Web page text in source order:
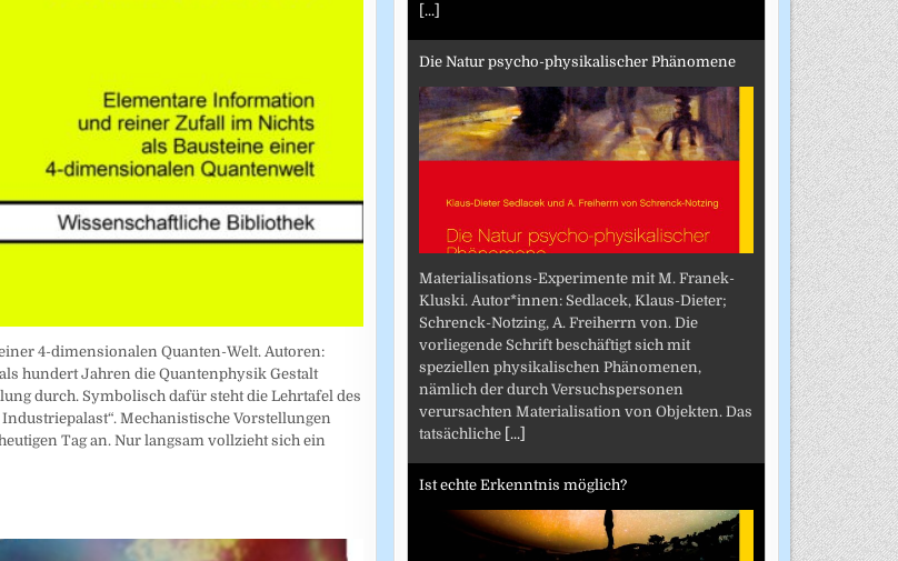
4-dimensionalen Quanten-Welt. Autoren:
hundert Jahren die Quantenphysik Gestalt
durch. Symbolisch dafür steht die Lehrtafel des
Mechanistische Vorstellungen
Tag an. Nur langsam vollzieht sich ein
[...]
Die Natur psycho-physikalischer Phänomene
Materialisations-Experimente mit M. Franek-
Kluski. Autor*innen: Sedlacek, Klaus-Dieter;
Schrenck-Notzing, A. Freiherrn von. Die
vorliegende Schrift beschäftigt sich mit
speziellen physikalischen Phänomenen,
nämlich der durch Versuchspersonen
verursachten Materialisation von Objekten. Das
tatsächliche [...]
Ist echte Erkenntnis möglich?